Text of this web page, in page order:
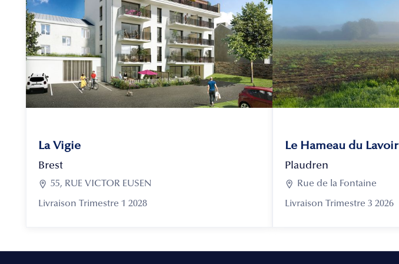
La Vigie
Brest
 55, RUE VICTOR EUSEN
Livraison Trimestre 1 2028
Le Hameau du Lavoir
Plaudren
 Rue de la Fontaine
Livraison Trimestre 3 2026